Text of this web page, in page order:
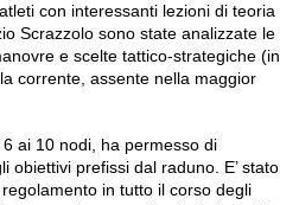
con interessanti lezioni di teoria
Scrazzolo sono state analizzate le
e scelte tattico-strategiche (in
corrente, assente nella maggior
ai 10 nodi, ha permesso di
obiettivi prefissi dal raduno. E’ stato
in tutto il corso degli